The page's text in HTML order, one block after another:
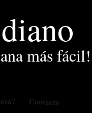
más fácil!
Contacto